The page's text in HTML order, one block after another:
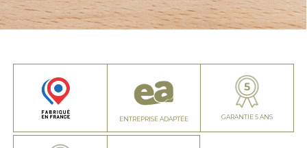
ENTREPRISE ADAPTÉE GARANTIE 5 ANS